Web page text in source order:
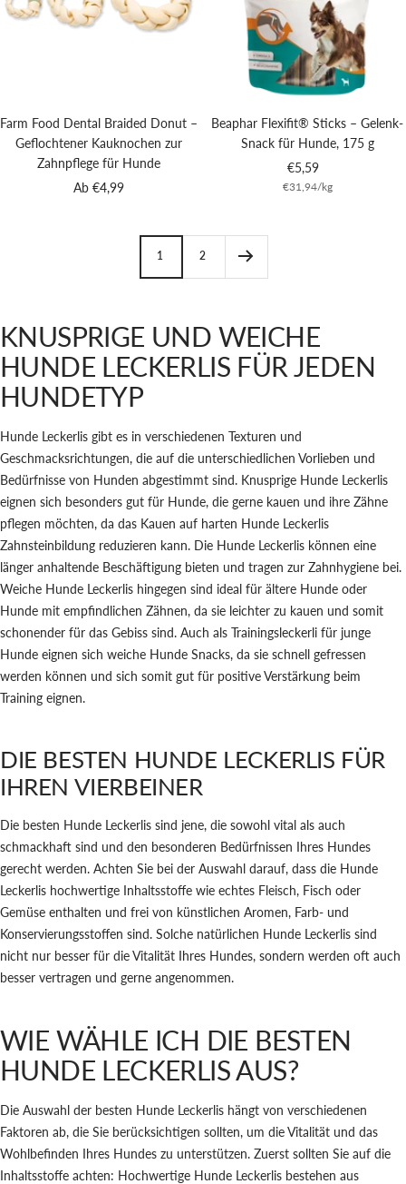
Farm Food Dental Braided Donut –
Geflochtener Kauknochen zur
Zahnpflege für Hunde
Angebotspreis
Ab €4,99
Beaphar Flexifit® Sticks – Gelenk-
Snack für Hunde, 175 g
Angebotspreis
€5,59
€31,94/kg
1 2
KNUSPRIGE UND WEICHE
HUNDE LECKERLIS FÜR JEDEN
HUNDETYP
Hunde Leckerlis gibt es in verschiedenen Texturen und
Geschmacksrichtungen, die auf die unterschiedlichen Vorlieben und
Bedürfnisse von Hunden abgestimmt sind. Knusprige Hunde Leckerlis
eignen sich besonders gut für Hunde, die gerne kauen und ihre Zähne
pflegen möchten, da das Kauen auf harten Hunde Leckerlis
Zahnsteinbildung reduzieren kann. Die Hunde Leckerlis können eine
länger anhaltende Beschäftigung bieten und tragen zur Zahnhygiene bei.
Weiche Hunde Leckerlis hingegen sind ideal für ältere Hunde oder
Hunde mit empfindlichen Zähnen, da sie leichter zu kauen und somit
schonender für das Gebiss sind. Auch als Trainingsleckerli für junge
Hunde eignen sich weiche Hunde Snacks, da sie schnell gefressen
werden können und sich somit gut für positive Verstärkung beim
Training eignen.
DIE BESTEN HUNDE LECKERLIS FÜR
IHREN VIERBEINER
Die besten Hunde Leckerlis sind jene, die sowohl vital als auch
schmackhaft sind und den besonderen Bedürfnissen Ihres Hundes
gerecht werden. Achten Sie bei der Auswahl darauf, dass die Hunde
Leckerlis hochwertige Inhaltsstoffe wie echtes Fleisch, Fisch oder
Gemüse enthalten und frei von künstlichen Aromen, Farb- und
Konservierungsstoffen sind. Solche natürlichen Hunde Leckerlis sind
nicht nur besser für die Vitalität Ihres Hundes, sondern werden oft auch
besser vertragen und gerne angenommen.
WIE WÄHLE ICH DIE BESTEN
HUNDE LECKERLIS AUS?
Die Auswahl der besten Hunde Leckerlis hängt von verschiedenen
Faktoren ab, die Sie berücksichtigen sollten, um die Vitalität und das
Wohlbefinden Ihres Hundes zu unterstützen. Zuerst sollten Sie auf die
Inhaltsstoffe achten: Hochwertige Hunde Leckerlis bestehen aus